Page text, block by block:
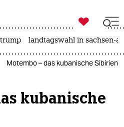
ich
ich

taz zahl ich
trump landtagswahl in sachsen-
Motembo – das kubanische Sibirien
kubanische